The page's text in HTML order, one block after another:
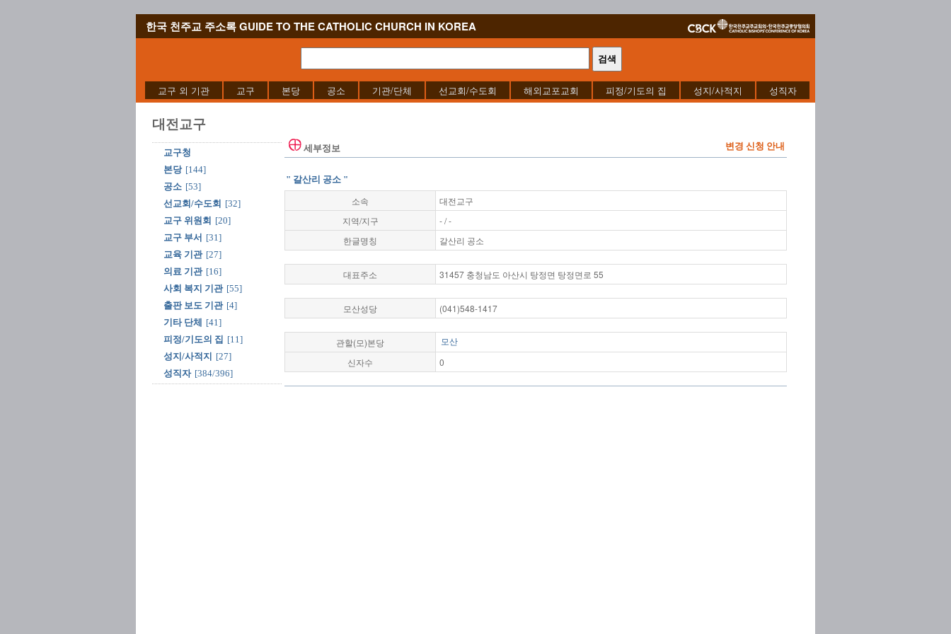
한국 천주교 주소록 GUIDE TO THE CATHOLIC CHURCH IN KOREA
교구 외 기관 교구 본당 공소 기관/단체 선교회/수도회 해외교포교회 피정/기도의 집 성지/사적지 성직자
대전교구
교구청
본당 [144]
공소 [53]
선교회/수도회 [32]
교구 위원회 [20]
교구 부서 [31]
교육 기관 [27]
의료 기관 [16]
사회 복지 기관 [55]
출판 보도 기관 [4]
기타 단체
[41]
피정/기도의 집 [11]
성지/사적지
[27]
성직자 [384/396]
세부정보 변경 신청 안내
" 갈산리 공소 "
소속
대전교구
지역/지구
- / -
한글명칭
갈산리 공소
대표주소 31457 충청남도 아산시 탕정면 탕정면로 55
모산성당 (041)548-1417
관할(모)본당 모산
신자수 0